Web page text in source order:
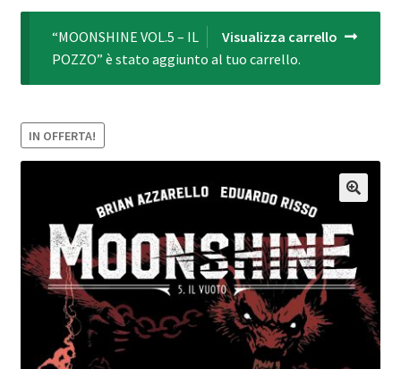
Il mio account Visualizza carrello
“MOONSHINE VOL.5 – IL
POZZO” è stato aggiunto al tuo carrello.
IN OFFERTA!